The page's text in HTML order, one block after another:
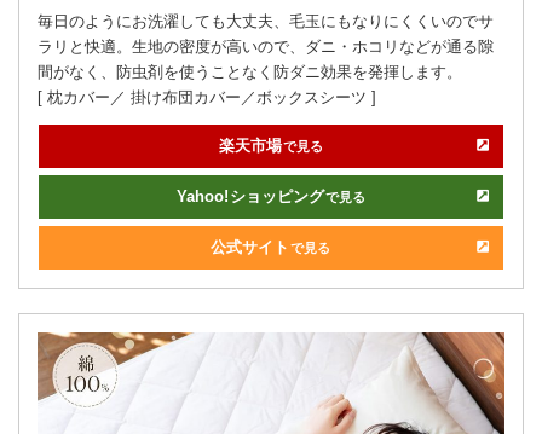
毎日のようにお洗濯しても大丈夫、毛玉にもなりにくくいのでサ
ラリと快適。生地の密度が高いので、ダニ・ホコリなどが通る隙
間がなく、防虫剤を使うことなく防ダニ効果を発揮します。
[ 枕カバー／ 掛け布団カバー／ボックスシーツ ]
楽天市場で見る
Yahoo! ショッピングで見る
公式サイト で見る